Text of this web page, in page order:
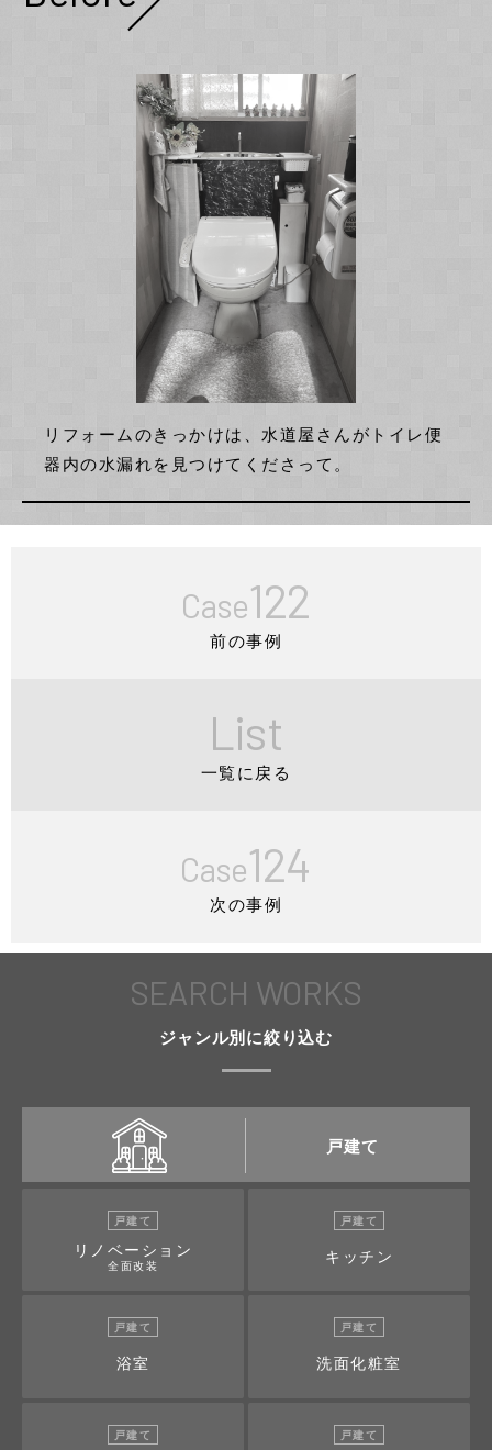
リフォームのきっかけは、水道屋さんがトイレ便
器内の水漏れを見つけてくださって。
Case122
前の事例
List
一覧に戻る
Case124
次の事例
SEARCH WORKS
ジャンル別に絞り込む
戸建て
戸建て
リノベーション
全面改装
戸建て
キッチン
戸建て
浴室
戸建て
洗面化粧室
戸建て 戸建て